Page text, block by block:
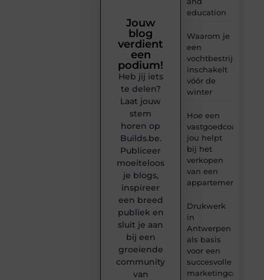
education
Waarom je
een
inschakelt
vóór de
winter
Hoe een
vastgoedcoach
jou helpt
bij het
verkopen
van een
appartement
Drukwerk
in
Antwerpen
als basis
voor een
succesvolle
Jouw
blog
verdient
een
podium!
Heb jij iets
te delen?
Laat jouw
stem
horen op
Builds.be.
Publiceer
moeiteloos
je blogs,
inspireer
een breed
publiek en
sluit je aan
bij een
groeiende
community
van